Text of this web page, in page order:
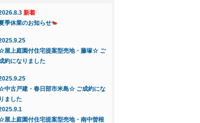
新着
季休業のお知らせ
屋上庭園付住宅提案型売地・藤塚☆ ご
約になりました
中古戸建・春日部市米島☆ ご成約にな
りました
屋上庭園付住宅提案型売地・南中曽根